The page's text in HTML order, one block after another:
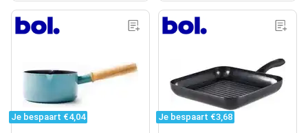
Je bespaart €4,04 Je bespaart €3,68